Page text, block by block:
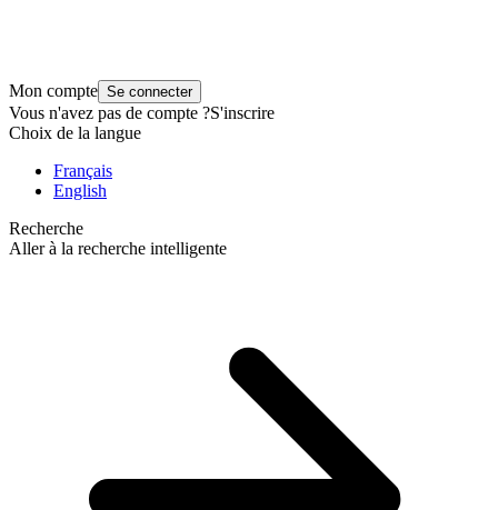
Mon compte Se connecter
Vous n'avez pas de compte ?S'inscrire
Choix de la langue
Français
English
Recherche
Aller à la recherche intelligente